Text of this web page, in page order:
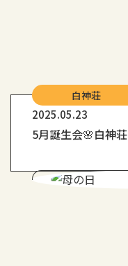
白神荘
2025.05.23
5月誕生会🌸白神荘